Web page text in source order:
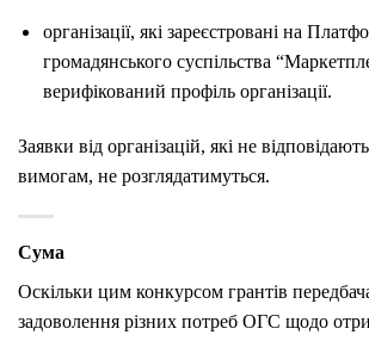
організації, які зареєстровані на
громадянського суспільства
верифікований профіль організації.
Заявки від організацій, які не відповідають
вимогам, не розглядатимуться.
Сума
Оскільки цим конкурсом грантів
задоволення різних потреб ОГС щодо